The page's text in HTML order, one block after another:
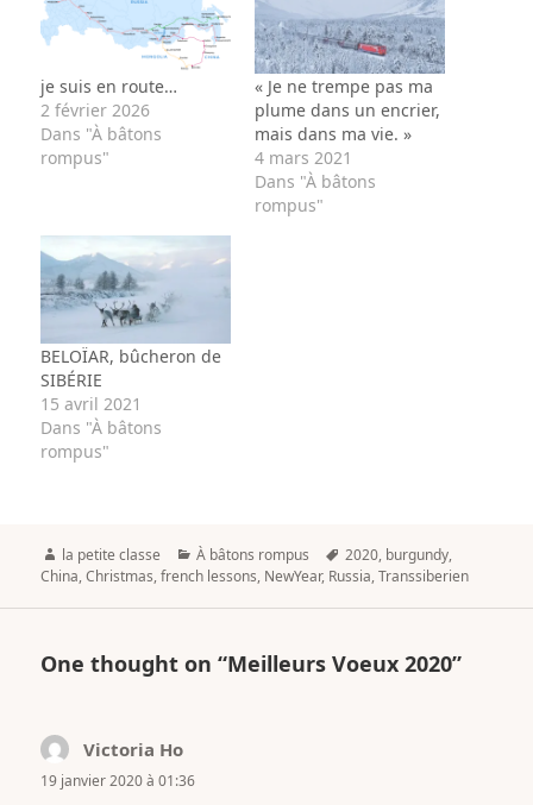
je suis en route…
2 février 2026
Dans "À bâtons
rompus"
« Je ne trempe pas ma
plume dans un encrier,
mais dans ma vie. »
4 mars 2021
Dans "À bâtons
rompus"
BELOÏAR, bûcheron de
SIBÉRIE
15 avril 2021
Dans "À bâtons
rompus"
Author
la petite classe Categories
À bâtons rompus Tags
2020, burgundy,
China,Christmas,french lessons, NewYear, Russia,Transsiberien
One thought on “Meilleurs Voeux 2020”
Victoria Ho
19 janvier 2020 à 01:36